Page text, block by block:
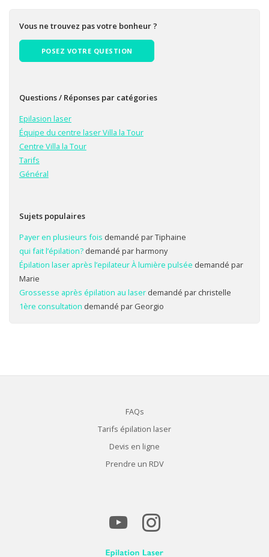
Vous ne trouvez pas votre bonheur ?
POSEZ VOTRE QUESTION
Questions / Réponses par catégories
Epilasion laser
Équipe du centre laser Villa la Tour
Centre Villa la Tour
Tarifs
Général
Sujets populaires
Payer en plusieurs fois demandé par Tiphaine
qui fait l’épilation?demandé par harmony
Épilation laser après l’epilateur À lumière pulsée demandé par
Marie
Grossesse après épilation au laserdemandé par christelle
1ère consultation demandé par Georgio
FAQs
Tarifs épilation laser
Devis en ligne
Prendre un RDV